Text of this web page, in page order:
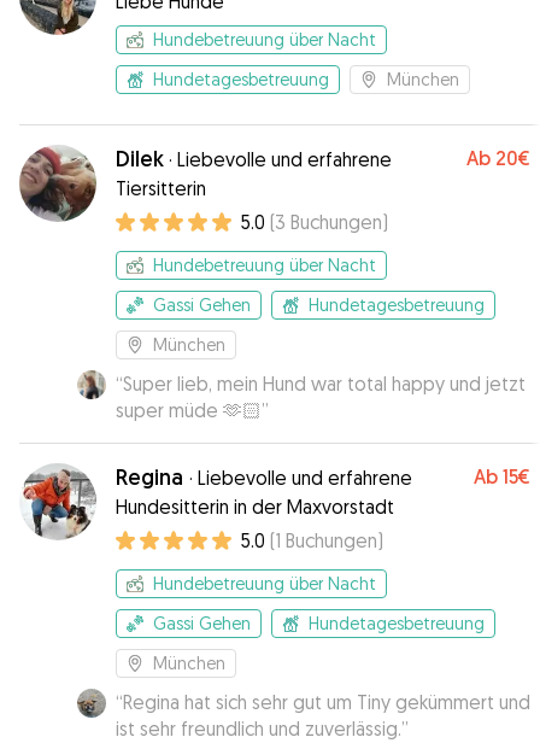
Hundebetreuung über Nacht
Hundetagesbetreuung
München
Dilek · Liebevolle und erfahrene
Tiersitterin
Ab 20€
5.0 (3 Buchungen)
Hundebetreuung über Nacht
Gassi Gehen
Hundetagesbetreuung
München
“Super lieb, mein Hund war total happy und jetzt
super müde 🫶🏻”
Regina · Liebevolle und erfahrene
Hundesitterin in der Maxvorstadt
Ab 15€
5.0 (1 Buchungen)
Hundebetreuung über Nacht
Gassi Gehen
Hundetagesbetreuung
München
“Regina hat sich sehr gut um Tiny gekümmert und
ist sehr freundlich und zuverlässig.”